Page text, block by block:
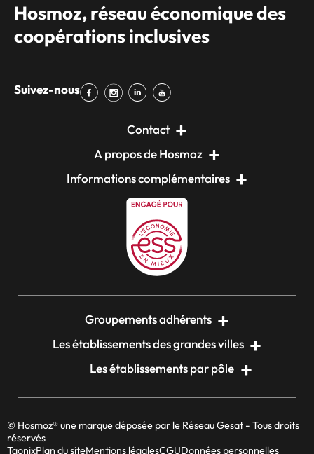
Hosmoz, réseau économique des
coopérations inclusives
Suivez-nous
Contact
A propos de Hosmoz
Informations complémentaires
Groupements adhérents
Les établissements des grandes villes
Les établissements par pôle
© Hosmoz® une marque déposée par le Réseau Gesat - Tous droits
réservés
TaonixPlan du siteMentions légalesCGUDonnées personnelles